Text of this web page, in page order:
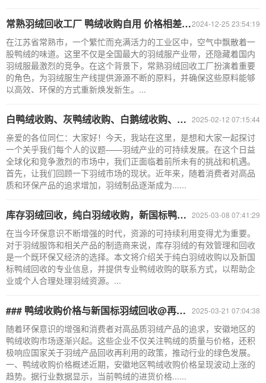
2024-12-25 23:54:19
常熟羽绒回收工厂 鸭绒收购自用 价格相差不大 即可成交
在江苏省常熟市，一个繁忙而充满活力的工业区中，空气中飘散着一
股鸭绒的味道。这里不仅是全国最大的羽绒服产业带，还隐藏着国内
羽绒服最激烈的竞争。在这个背景下，常熟羽绒回收工厂扮演着重要
的角色，为羽绒服生产线提供源源不断的原料，并确保这些原料能够
以高效、环保的方式重新焕发新生。...
2025-02-12 07:15:44
白鸭绒收购、灰鸭绒收购、白鹅绒收购、灰鹅绒收购、上海羽绒回收厂家
亲爱的各位同仁：大家好！今天，我站在这里，是想和大家一起探讨
一个关乎我们每个人的议题——羽绒产业的可持续发展。在这个日益
全球化和竞争激烈的市场中，我们正面临着前所未有的挑战和机遇。
首先，让我们回顾一下羽绒市场的现状。近年来，随着消费者对高品
质和环保产品的追求增加，羽绒制品逐渐成为......
2025-03-08 07:41:29
库存羽绒回收，纯白羽绒收购，新国标鸭绒回收，专业鸭绒收购联系方式
在当今环保意识不断增强的时代，资源的可持续利用变得尤为重要。
对于羽绒服饰和相关产品的制造商来说，库存羽绒的有效管理和回收
是一个既环保又经济的选择。本文将介绍关于纯白羽绒收购以及新国
标鸭绒回收的专业信息，并提供专业鸭绒收购的联系方式，以帮助企
业或个人合理处理羽绒资源。...
2025-03-21 07:04:38
### 鸭绒收购价格与新国标羽绒回收@再利用
随着环保意识的增强和消费者对高品质羽绒产品的追求，安徽地区的
鸭绒收购市场逐渐兴起。这些企业不仅关注鸭绒的质量与价格，还积
极响应国家关于羽绒产品回收再利用的政策，推动行业的绿色发展。
一、鸭绒收购价格概述近期，安徽地区鸭绒收购价格呈现波动上涨的
趋势。据行业数据显示，当前鸭绒的进货价格......